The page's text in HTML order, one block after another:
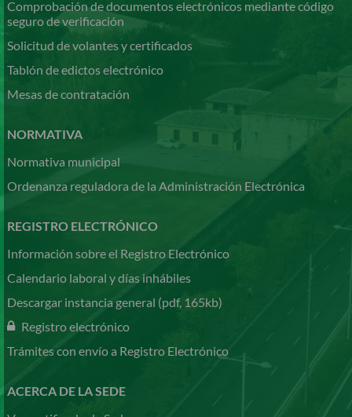
Comprobación de documentos electrónicos mediante código
seguro de verificación
Solicitud de volantes y certificados
Tablón de edictos electrónico
Mesas de contratación
NORMATIVA
Normativa municipal
Ordenanza reguladora de la Administración Electrónica
REGISTRO ELECTRÓNICO
Información sobre el Registro Electrónico
Calendario laboral y días inhábiles
Descargar instancia general (pdf, 165kb)
Registro electrónico
Trámites con envío a Registro Electrónico
ACERCA DE LA SEDE